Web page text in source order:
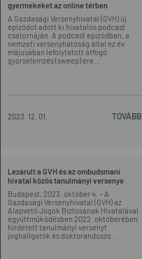
gyermekeket az online térben
A Gazdasági Versenyhivatal (GVH) új
epizódot adott ki hivatalos podcast
csatornáján. A podcast epizódban, a
nemzeti versenyhatóság által ez év
májusában lefolytatott átfogó
gyorselemzés (sweep) ere...
2023. 12. 01. TOVÁBB
Lezárult a GVH és az ombudsmani
hivatal közös tanulmányi versenye
Budapest, 2023. október 4. – A
Gazdasági Versenyhivatal (GVH) az
Alapvető Jogok Biztosának Hivatalával
együttműködésben 2022. októberében
hirdetett tanulmányi versenyt
joghallgatók és doktoranduszo...